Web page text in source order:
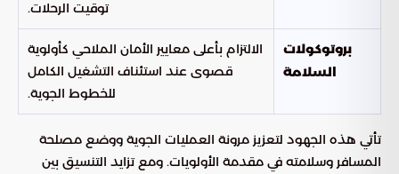
توقيت الرحلات.
بروتوكولات
السلامة
الالتزام بأعلى معايير الأمان الملاحي كأولوية
قصوى عند استئناف التشغيل الكامل
للخطوط الجوية.
تأتي هذه الجهود لتعزيز مرونة العمليات الجوية ووضع مصلحة
المسافر وسلامته في مقدمة الأولويات. ومع تزايد التنسيق بين